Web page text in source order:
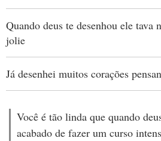
Quando deus te desenhou ele tava
jolie
Já desenhei muitos corações
Você é tão linda que quando
acabado de fazer um curso